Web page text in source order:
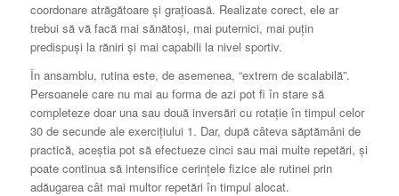
coordonare atrăgătoare și grațioasă. Realizate corect, ele ar
trebui să vă facă mai sănătoși, mai puternici, mai puțin
predispuși la răniri și mai capabili la nivel sportiv.
În ansamblu, rutina este, de asemenea, “extrem de scalabilă”.
Persoanele care nu mai au forma de azi pot fi în stare să
completeze doar una sau două inversări cu rotație în timpul celor
30 de secunde ale exercițiului 1. Dar, după câteva săptămâni de
practică, aceștia pot să efectueze cinci sau mai multe repetări, și
poate continua să intensifice cerințele fizice ale rutinei prin
adăugarea cât mai multor repetări în timpul alocat.